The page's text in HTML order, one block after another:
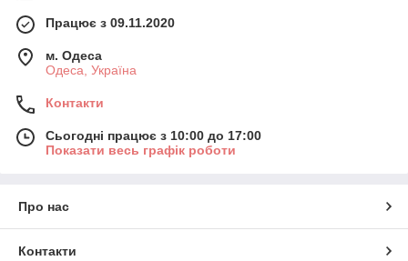
Працює з 09.11.2020
м. Одеса
Одеса, Україна
Контакти
Сьогодні працює з 10:00 до 17:00
Показати весь графік роботи
Про нас
Контакти